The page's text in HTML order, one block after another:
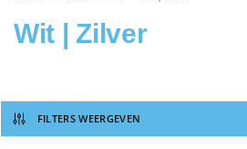
Wit | Zilver
FILTERS WEERGEVEN